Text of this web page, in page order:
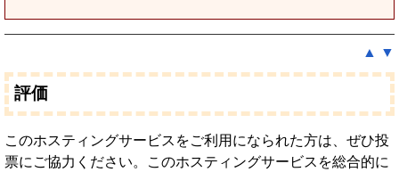
▲ ▼
評価
このホスティングサービスをご利用になられた方は、ぜひ投
票にご協力ください。このホスティングサービスを総合的に